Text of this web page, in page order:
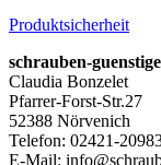
Produktsicherheit
schrauben-
Claudia Bonzelet
Pfarrer-Forst-Str.27
52388 Nörvenich
Telefon: 02421-
E-Mail: